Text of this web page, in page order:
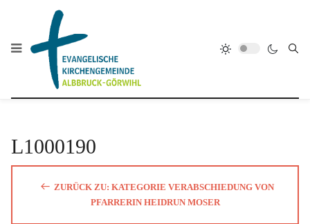
L1000190
ZURÜCK ZU: KATEGORIE VERABSCHIEDUNG VON
PFARRERIN HEIDRUN MOSER